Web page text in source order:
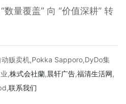
量覆盖” 向 “价值深耕” 转
贩卖机,Pokka Sapporo,DyDo集
,株式会社蘭,晨轩广告,福清生活网,
联系我们